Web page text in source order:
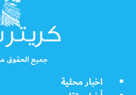
جميع الحقوق
اخبار محلية